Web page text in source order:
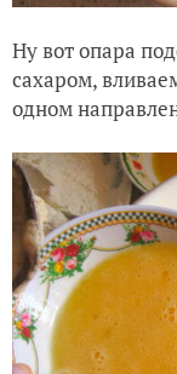
Ну вот опара
сахаром,
одном